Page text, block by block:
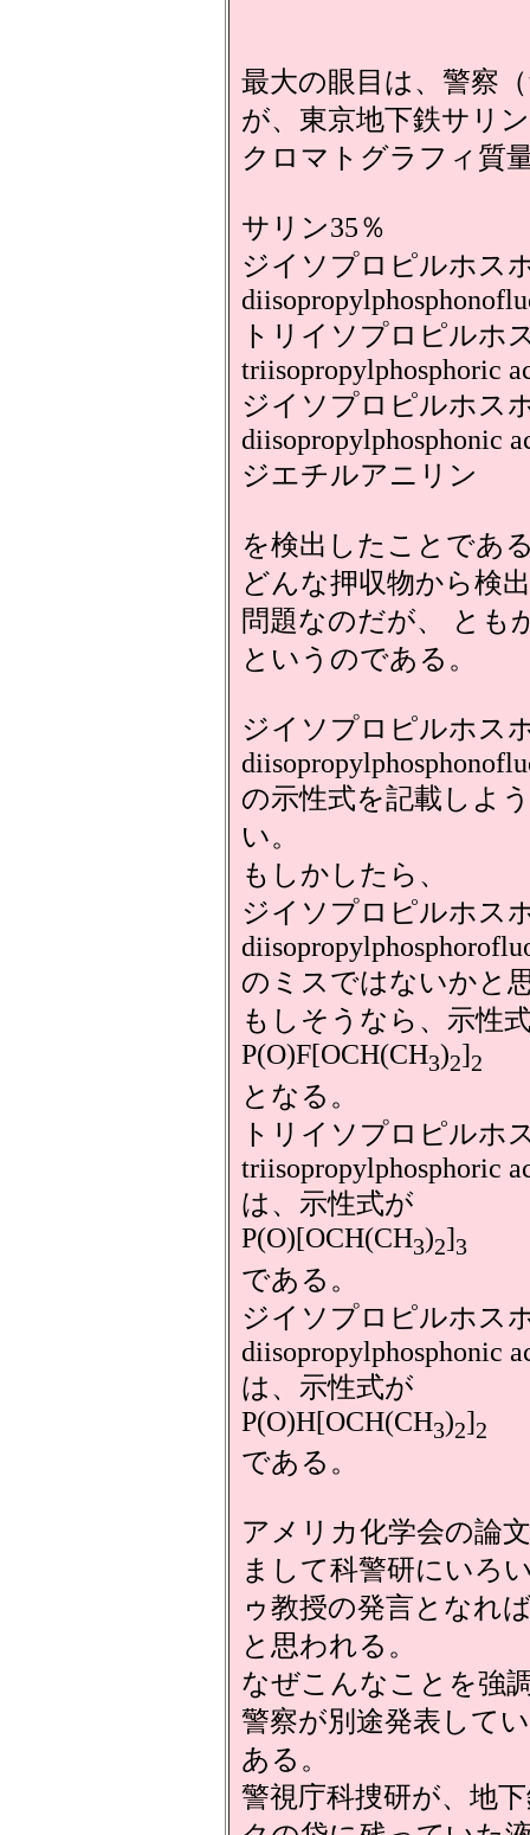
最大の眼目は、警察
が、東京地下鉄サリ
クロマトグラフィ質
サリン35％
ジイソプロピルホス
トリイソプロピルホ
triisopropylphosphoric
ジイソプロピルホス
diisopropylphosphonic
ジエチルアニリン
を検出したことであ
どんな押収物から検
問題なのだが、 とも
というのである。
ジイソプロピルホス
の示性式を記載しよ
い。
もしかしたら、
ジイソプロピルホス
のミスではないかと
もしそうなら、示性
P(O)F[OCH(CH3)2]2
となる。
トリイソプロピルホ
triisopropylphosphoric
は、示性式が
P(O)[OCH(CH3)2]3
である。
ジイソプロピルホス
diisopropylphosphonic
は、示性式が
P(O)H[OCH(CH3)2]2
である。
アメリカ化学会の論
まして科警研にいろ
ゥ教授の発言となれ
と思われる。
なぜこんなことを強
警察が別途発表して
ある。
警視庁科捜研が、地